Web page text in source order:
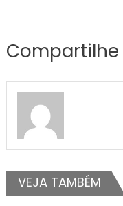
Compartilhe
VEJA TAMBÉM